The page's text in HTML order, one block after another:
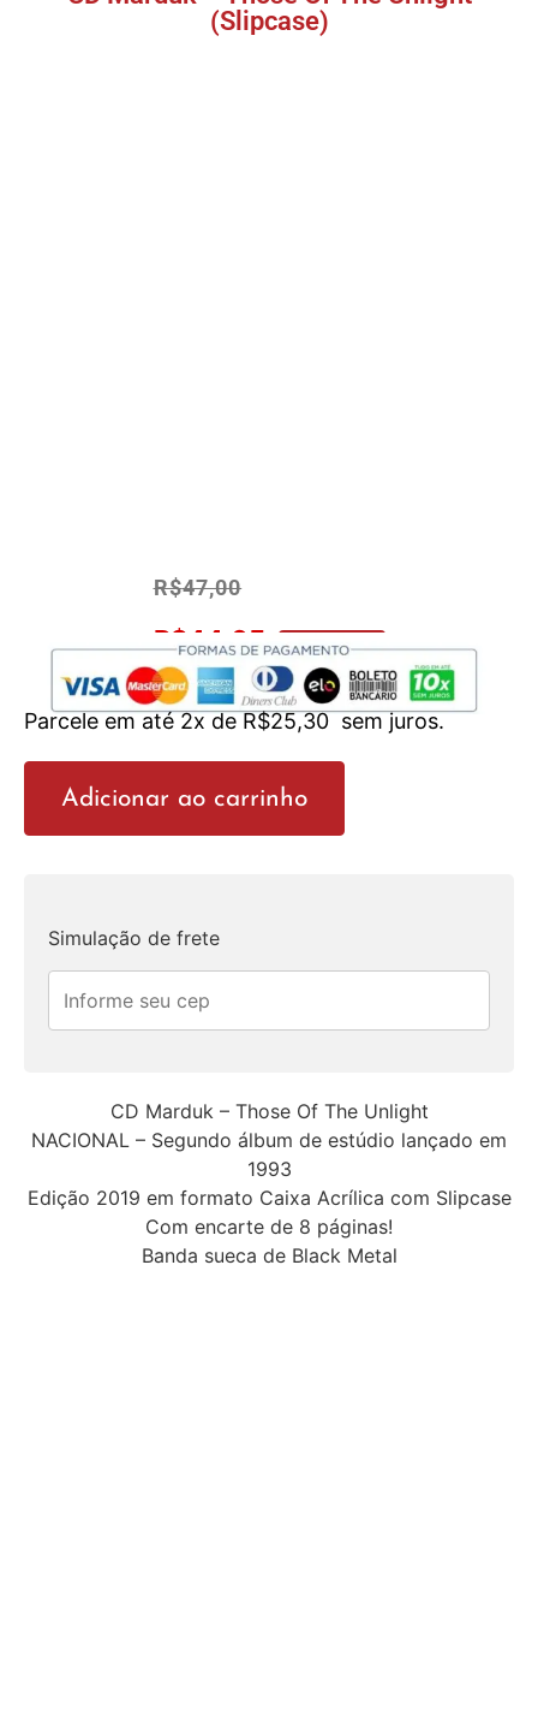
(Slipcase)
R$47,00
R$44,65 No Pix 5% OFF
Parcele em até 2x deR$25,30 sem juros.
Adicionar ao carrinho
Simulação de frete
CD Marduk – Those Of The Unlight
NACIONAL – Segundo álbum de estúdio lançado em
1993
Edição 2019 em formato Caixa Acrílica com Slipcase
Com encarte de 8 páginas!
Banda sueca de Black Metal